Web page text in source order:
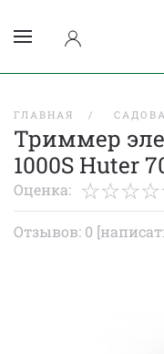
ГЛАВНАЯ
Триммер
1000S Huter
Оценка:
Отзывов: 0